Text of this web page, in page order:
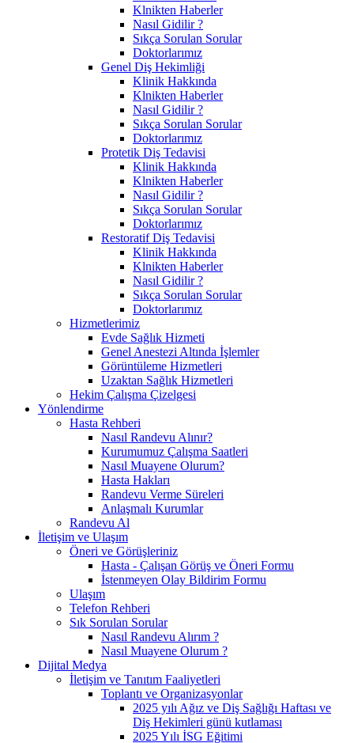
Klnikten Haberler
Nasıl Gidilir ?
Sıkça Sorulan Sorular
Doktorlarımız
Genel Diş Hekimliği
Klinik Hakkında
Klnikten Haberler
Nasıl Gidilir ?
Sıkça Sorulan Sorular
Doktorlarımız
Protetik Diş Tedavisi
Klinik Hakkında
Klnikten Haberler
Nasıl Gidilir ?
Sıkça Sorulan Sorular
Doktorlarımız
Restoratif Diş Tedavisi
Klinik Hakkında
Klnikten Haberler
Nasıl Gidilir ?
Sıkça Sorulan Sorular
Doktorlarımız
Hizmetlerimiz
Evde Sağlık Hizmeti
Genel Anestezi Altında İşlemler
Görüntüleme Hizmetleri
Uzaktan Sağlık Hizmetleri
Hekim Çalışma Çizelgesi
Yönlendirme
Hasta Rehberi
Nasıl Randevu Alınır?
Kurumumuz Çalışma Saatleri
Nasıl Muayene Olurum?
Hasta Hakları
Randevu Verme Süreleri
Anlaşmalı Kurumlar
Randevu Al
İletişim ve Ulaşım
Öneri ve Görüşleriniz
Hasta - Çalışan Görüş ve Öneri Formu
İstenmeyen Olay Bildirim Formu
Ulaşım
Telefon Rehberi
Sık Sorulan Sorular
Nasıl Randevu Alırım ?
Nasıl Muayene Olurum ?
Dijital Medya
İletişim ve Tanıtım Faaliyetleri
Toplantı ve Organizasyonlar
2025 yılı Ağız ve Diş Sağlığı Haftası ve
Diş Hekimleri günü kutlaması
2025 Yılı İSG Eğitimi